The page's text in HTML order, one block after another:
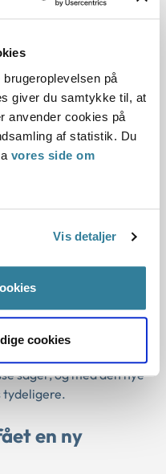
på
giver du samtykke til, at
anvender cookies på
af statistik. Du
vores side om
Vis detaljer
cookies
eller i en byret.
føle sig trygge
af
om hjælp til
i
erhvervsdrivendes
36-20.
sager, og med den nye
tydeligere.
en ny